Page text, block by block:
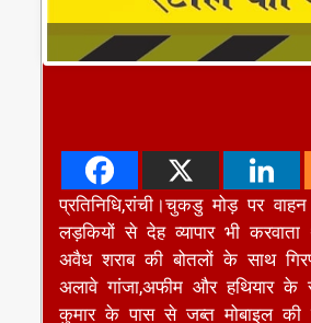
लड़कियों से देह व्यापार भी
अवैध शराब की बोतलों के साथ
अलावे गांजा,अफीम और हथियार के
कुमार के पास से जब्त मोबाइल की
को बड़े लोगों के पास भेजा जाता
रहा है।मामले की जानकारी खूंटी